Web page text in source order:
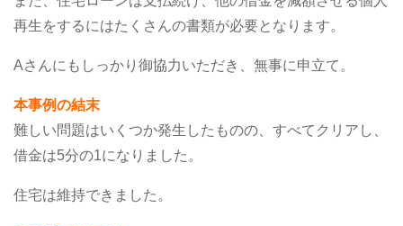
再生をするにはたくさんの書類が必要となります。
Aさんにもしっかり御協力いただき、無事に申立て。
本事例の結末
難しい問題はいくつか発生したものの、すべてクリアし、
借金は5分の1になりました。
住宅は維持できました。